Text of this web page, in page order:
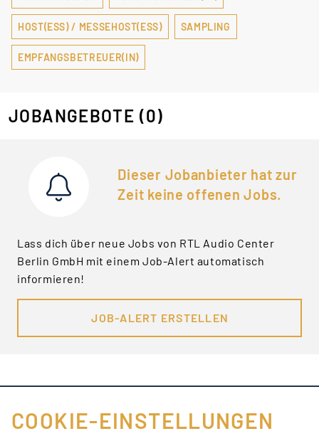
HOST(ESS) / MESSEHOST(ESS) SAMPLING
EMPFANGSBETREUER(IN)
JOBANGEBOTE (0)
Dieser Jobanbieter hat zur
Zeit keine offenen Jobs.
Lass dich über neue Jobs von RTL Audio Center
Berlin GmbH mit einem Job-Alert automatisch
informieren!
JOB-ALERT ERSTELLEN
FÜR JOBANBIETER
COOKIE-EINSTELLUNGEN